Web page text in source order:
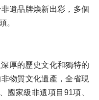
遺品牌煥新出彩，多個
。
厚的歷史文化和獨特的
物質文化遺產，全省現
國家級非遺項目91項、